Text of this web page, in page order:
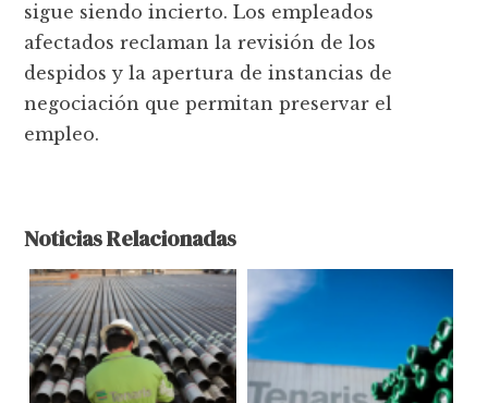
sigue siendo incierto. Los empleados
afectados reclaman la revisión de los
despidos y la apertura de instancias de
negociación que permitan preservar el
empleo.
Noticias Relacionadas